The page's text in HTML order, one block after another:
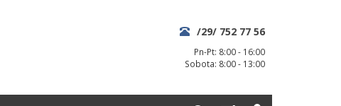
/29/ 752 77 56
Pn-Pt: 8:00 - 16:00
Sobota: 8:00 - 13:00